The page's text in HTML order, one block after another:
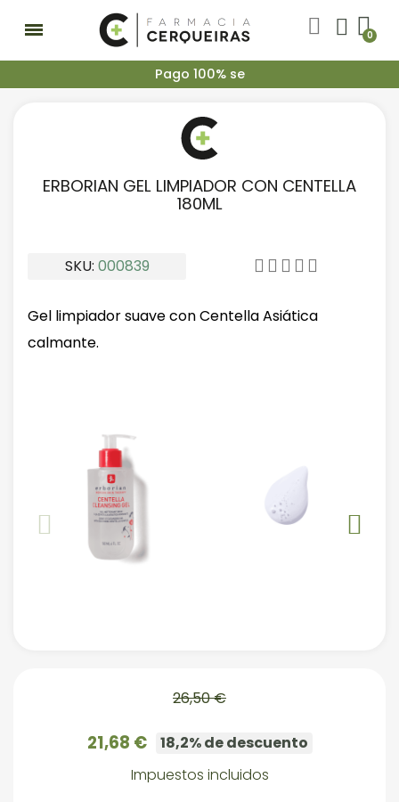
ago 100% segu
ERBORIAN GEL LIMPIADOR CON CENTELLA
180ML
SKU 000839     
Gel limpiador suave con Centella Asiática
calmante.
26,50 €
21,68 €
18,2% de descuento
Impuestos incluidos